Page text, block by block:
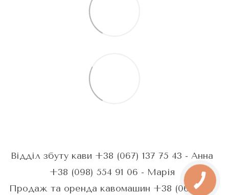
Відділ збуту кави +38 (067) 137 75 43 - Анна
+38 (098) 554 91 06 - Марія
Продаж та оренда кавомашин +38 (067) 287